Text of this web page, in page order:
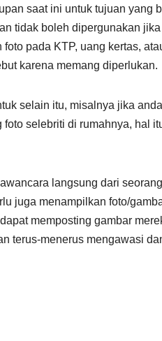
saat ini untuk tujuan yang
tidak boleh dipergunakan
pada KTP, uang kertas,
karena memang diperlukan.
selain itu, misalnya jika
selebriti di rumahnya, hal
langsung dari
juga menampilkan foto/
memposting gambar
terus-menerus mengawasi